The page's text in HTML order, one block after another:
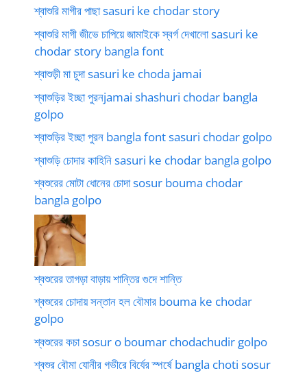
শ্বাশুরি মাগীর পাছা sasuri ke chodar story
শ্বাশুরি মাগী জীভে চাপিয়ে জামাইকে স্বর্গ দেখালো sasuri ke
chodar story bangla font
শ্বাশুড়ী মা চুদা sasuri ke choda jamai
শ্বাশুড়ির ইচ্ছা পুরনjamai shashuri chodar bangla
golpo
শ্বাশুড়ির ইচ্ছা পুরন bangla font sasuri chodar golpo
শ্বাশুড়ি চোদার কাহিনি sasuri ke chodar bangla golpo
শ্বশুরের মোটা ধোনের চোদা sosur bouma chodar
bangla golpo
শ্বশুরের তাগড়া বাড়ায় শান্তির গুদে শান্তি
শ্বশুরের চোদায় সন্তান হল বৌমার bouma ke chodar
golpo
শ্বশুরের কচা sosur o boumar chodachudir golpo
শ্বশুর বৌমা যোনীর গভীরে বির্যের স্পর্ষে bangla choti sosur